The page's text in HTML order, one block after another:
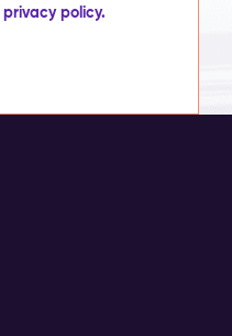
privacy policy.